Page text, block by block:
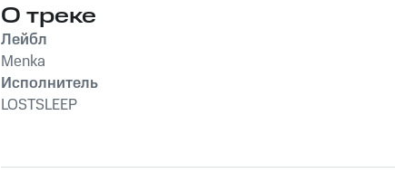
О треке
Лейбл
Menka
Исполнитель
LOSTSLEEP